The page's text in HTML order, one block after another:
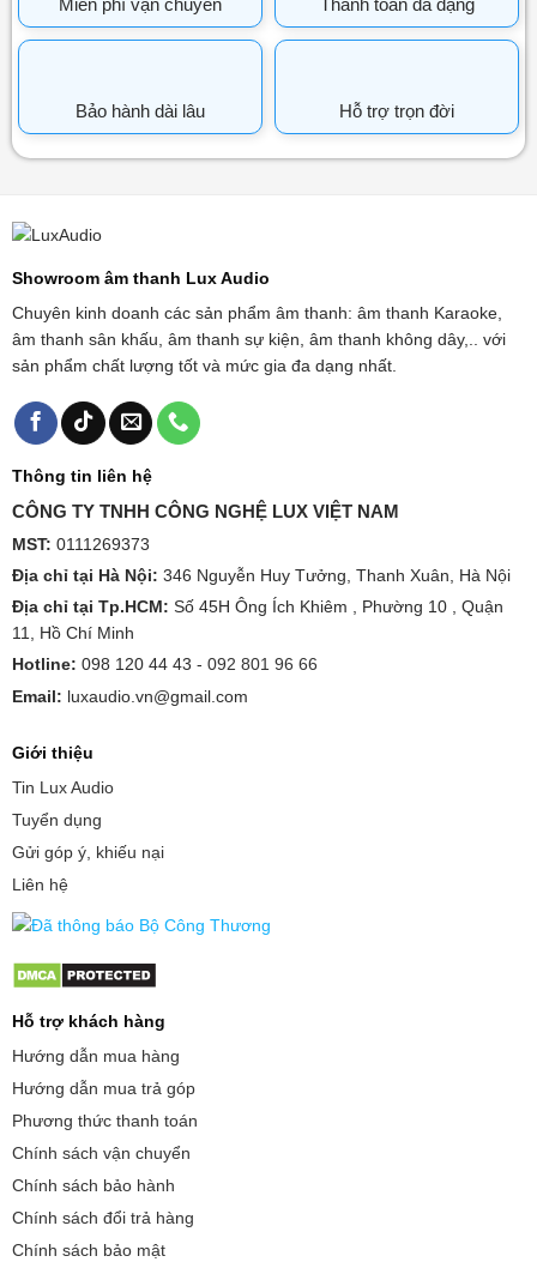
Bảo hành dài lâu Hỗ trợ trọn đời
Showroom âm thanh Lux Audio
Chuyên kinh doanh các sản phẩm âm thanh: âm thanh Karaoke,
âm thanh sân khấu, âm thanh sự kiện, âm thanh không dây,.. với
sản phẩm chất lượng tốt và mức gia đa dạng nhất.
Thông tin liên hệ
CÔNG TY TNHH CÔNG NGHỆ LUX VIỆT NAM
MST: 0111269373
Địa chỉ tại Hà Nội: 346 Nguyễn Huy Tưởng, Thanh Xuân, Hà Nội
Địa chỉ tại Tp.HCM: Số 45H Ông Ích Khiêm , Phường 10 , Quận
11, Hồ Chí Minh
Hotline: 098 120 44 43 - 092 801 96 66
Email: luxaudio.vn@gmail.com
Giới thiệu
Tin Lux Audio
Tuyển dụng
Gửi góp ý, khiếu nại
Liên hệ
Hỗ trợ khách hàng
Hướng dẫn mua hàng
Hướng dẫn mua trả góp
Phương thức thanh toán
Chính sách vận chuyển
Chính sách bảo hành
Chính sách đổi trả hàng
Chính sách bảo mật